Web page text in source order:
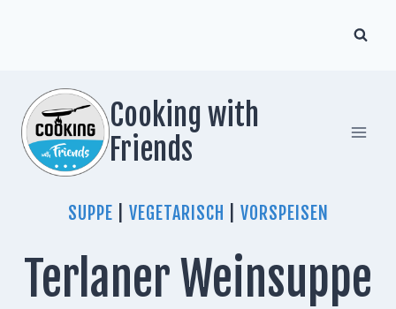
Cooking with
Friends
SUPPE VEGETARISCH VORSPEISEN
Terlaner Weinsuppe